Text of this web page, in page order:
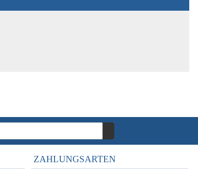
ZAHLUNGSARTEN